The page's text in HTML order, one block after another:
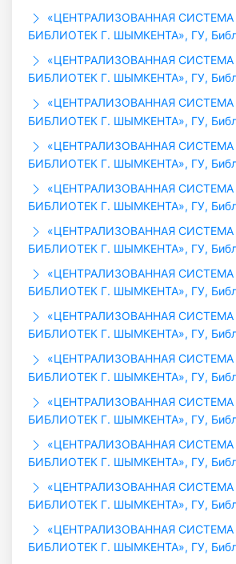
«ЦЕНТРАЛИЗОВАННАЯ
БИБЛИОТЕК Г. ШЫМКЕНТА», ГУ,
«ЦЕНТРАЛИЗОВАННАЯ
БИБЛИОТЕК Г. ШЫМКЕНТА», ГУ,
«ЦЕНТРАЛИЗОВАННАЯ
БИБЛИОТЕК Г. ШЫМКЕНТА», ГУ,
«ЦЕНТРАЛИЗОВАННАЯ
БИБЛИОТЕК Г. ШЫМКЕНТА», ГУ,
«ЦЕНТРАЛИЗОВАННАЯ
БИБЛИОТЕК Г. ШЫМКЕНТА», ГУ,
«ЦЕНТРАЛИЗОВАННАЯ
БИБЛИОТЕК Г. ШЫМКЕНТА», ГУ,
«ЦЕНТРАЛИЗОВАННАЯ
БИБЛИОТЕК Г. ШЫМКЕНТА», ГУ,
«ЦЕНТРАЛИЗОВАННАЯ
БИБЛИОТЕК Г. ШЫМКЕНТА», ГУ,
«ЦЕНТРАЛИЗОВАННАЯ
БИБЛИОТЕК Г. ШЫМКЕНТА», ГУ,
«ЦЕНТРАЛИЗОВАННАЯ
БИБЛИОТЕК Г. ШЫМКЕНТА», ГУ,
«ЦЕНТРАЛИЗОВАННАЯ
БИБЛИОТЕК Г. ШЫМКЕНТА», ГУ,
«ЦЕНТРАЛИЗОВАННАЯ
БИБЛИОТЕК Г. ШЫМКЕНТА», ГУ,
«ЦЕНТРАЛИЗОВАННАЯ
БИБЛИОТЕК Г. ШЫМКЕНТА», ГУ,